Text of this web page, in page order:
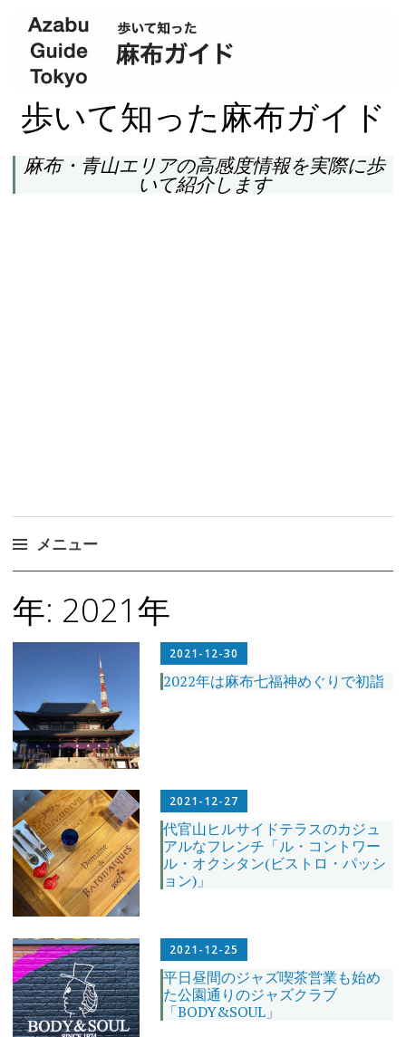
歩いて知った麻布ガイド
麻布・青山エリアの高感度情報を実際に歩
いて紹介します
メニュー
ン
ス
キ
ッ
プ
年: 2021年
2021-12-30
2022年は麻布七福神めぐりで初詣
2021-12-27
代官山ヒルサイドテラスのカジュ
アルなフレンチ「ル・コントワー
ル・オクシタン(ビストロ・パッシ
ョン)」
2021-12-25
平日昼間のジャズ喫茶営業も始め
た公園通りのジャズクラブ
「BODY&SOUL」